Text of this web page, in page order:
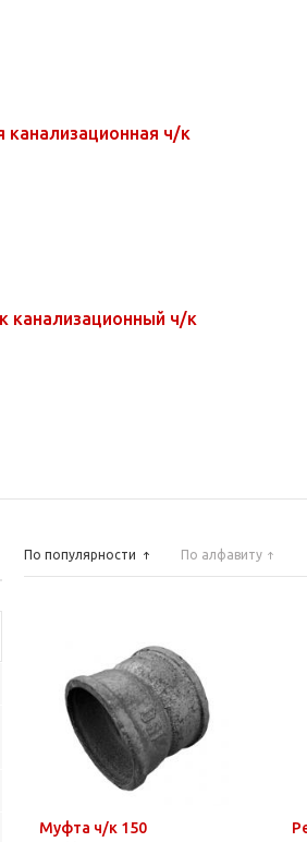
канализационная ч/к
канализационный ч/к
По популярности По алфавиту
Муфта ч/к 150